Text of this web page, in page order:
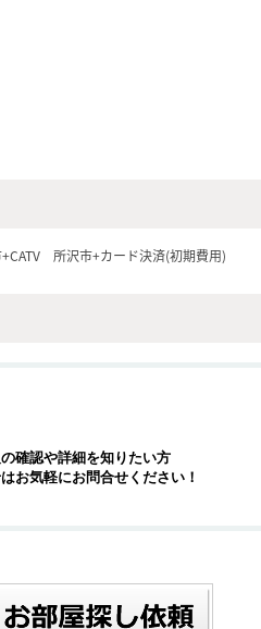
所沢市+カード決済(初期費用)
確認や詳細を知りたい方
お気軽にお問合せください！